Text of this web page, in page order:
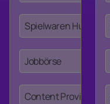
Spielwaren Hub
Jobbörse
Content Providing